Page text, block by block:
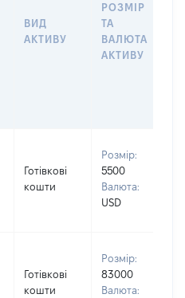
ВИД
АКТИВУ
РОЗМІР
ТА
ВАЛЮТА
АКТИВУ
Готівкові
кошти
Розмір:
5500
Валюта:
USD
Готівкові
кошти
Розмір:
83000
Валюта: